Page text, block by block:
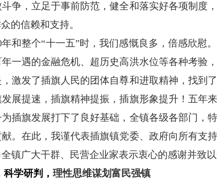
争， 立足于事前防范，健全和落实好各项制度，
的信赖和支持。
年和整个“十一五”时，我们感慨良多，倍感欣慰
一遇的金融危机、超历史高洪水位等各种考验
激发了插旗人民的团体自尊和进取精神，找到
展提速，插旗精神提振，插旗形象提升！五年
插旗发展打下了良好基础，全镇各级各部门，
。在此，我谨代表插旗镇党委、政府向所有支
镇广大干群、民营企业家表示衷心的感谢并致以
学研判， 理性思维谋划富民强镇